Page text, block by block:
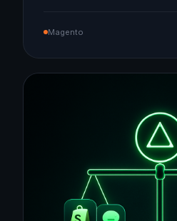
Magento